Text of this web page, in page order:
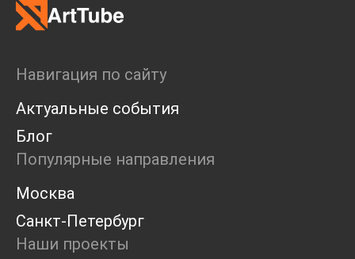
Навигация по сайту
Актуальные события
Блог
Популярные направления
Москва
Санкт-Петербург
Наши проекты